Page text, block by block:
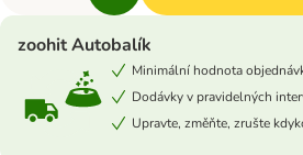
zoohit Autobalík
Minimální hodnota
Dodávky v pravidelných
Upravte, změňte, zrušte